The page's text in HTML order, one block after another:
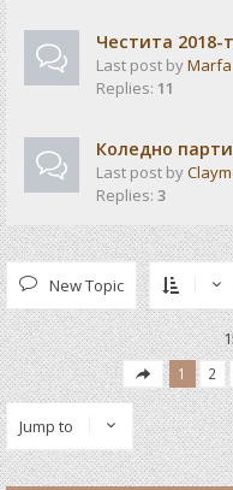
Честита 2018-
Last post byMarfa
Replies: 11
Коледно
Last post by
Replies: 3
New Topic
1 2
Jump to